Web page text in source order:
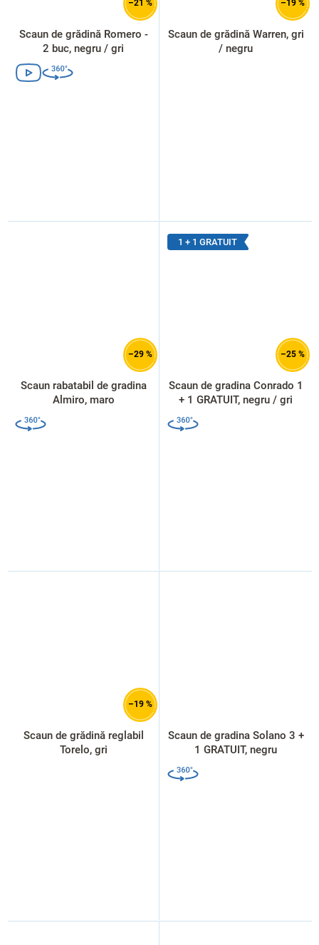
–21 %
Scaun de grădină Romero -
2 buc, negru / gri
–19 %
Scaun de grădină Warren, gri
/ negru
–29 %
Scaun rabatabil de gradina
Almiro, maro
1 + 1 GRATUIT
–25 %
Scaun de gradina Conrado 1
+ 1 GRATUIT, negru / gri
–19 %
Scaun de grădină reglabil
Torelo, gri
Scaun de gradina Solano 3 +
1 GRATUIT, negru